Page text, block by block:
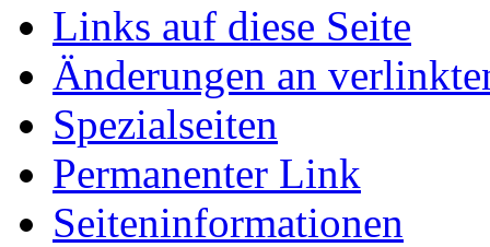
Links auf diese Seite
Änderungen an
Spezialseiten
Permanenter Link
Seiteninformationen